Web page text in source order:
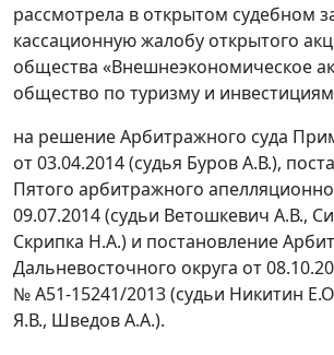
рассмотрела в открытом судебном
кассационную жалобу открытого
общества «Внешнеэкономическое
общество по туризму и
на решение Арбитражного суда
от 03.04.2014 (судья Буров А.В.),
Пятого арбитражного
09.07.2014 (судьи Ветошкевич А.В.,
Скрипка Н.А.) и постановление
Дальневосточного округа от
№ А51-15241/2013 (судьи Никитин
Я.В., Шведов А.А.).